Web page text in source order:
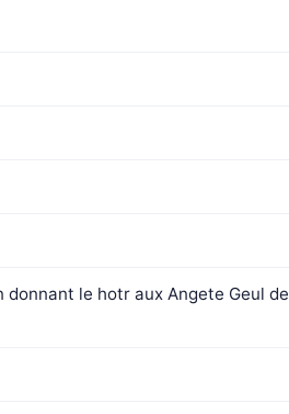
donnant le hotr aux Angete Geul de